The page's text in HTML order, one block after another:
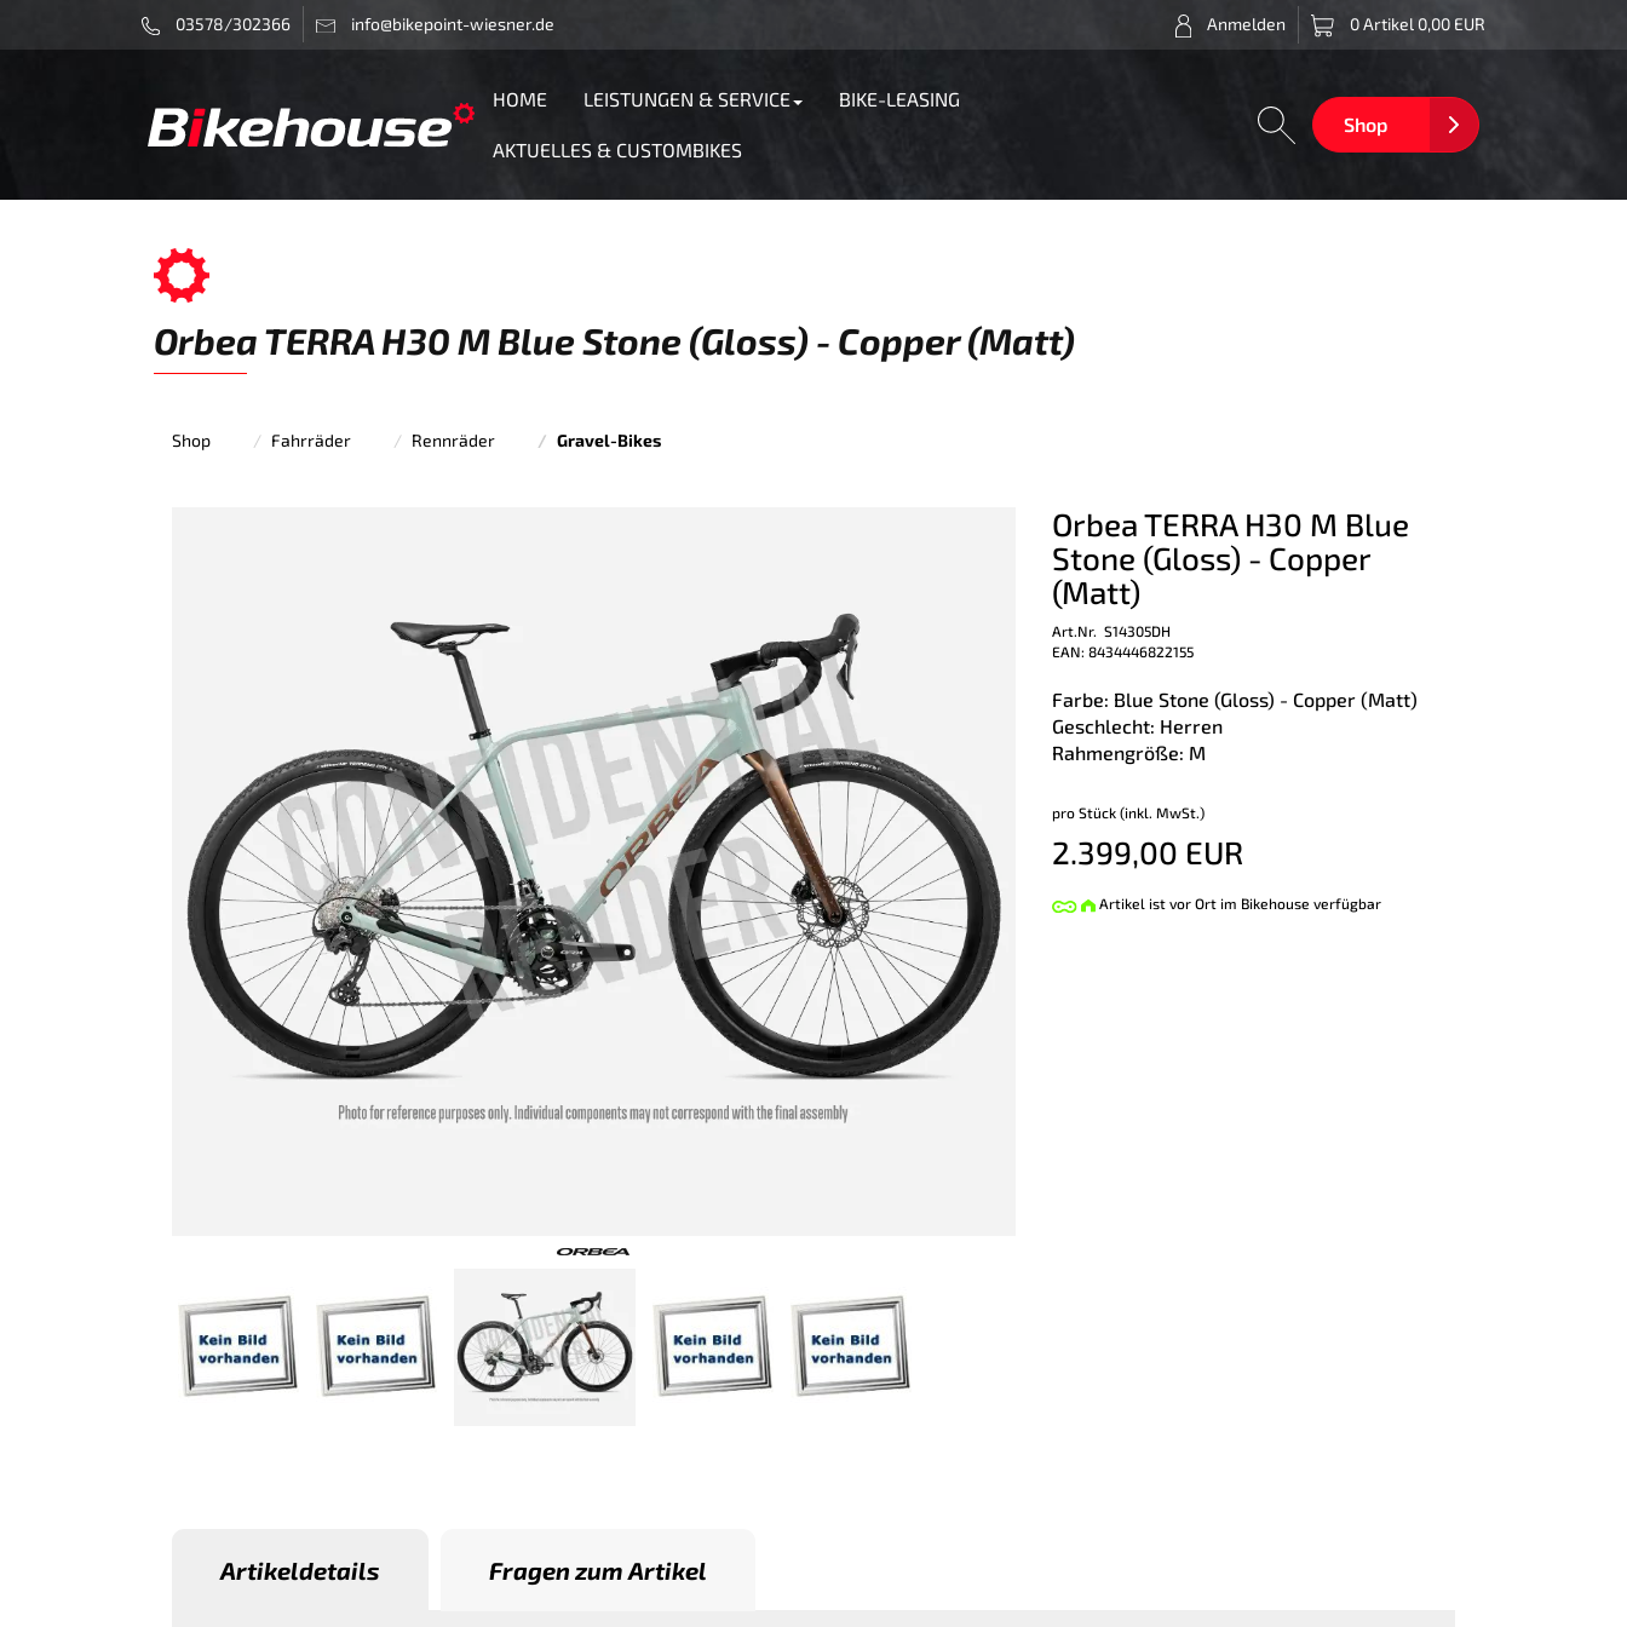
03578/302366 info@bikepoint-wiesner.de 0 Artikel 0,00 EUR
Anmelden
Shop
HOME LEISTUNGEN & SERVICE BIKE-LEASING
AKTUELLES & CUSTOMBIKES
Orbea TERRA H30 M Blue Stone (Gloss) - Copper (Matt)
Shop Fahrräder Rennräder Gravel-Bikes
Orbea TERRA H30 M Blue
Stone (Gloss) - Copper
(Matt)
Art.Nr. S14305DH
EAN: 8434446822155
Farbe: Blue Stone (Gloss) - Copper (Matt)
Geschlecht: Herren
Rahmengröße: M
pro Stück (inkl. MwSt.)
2.399,00 EUR
Artikel ist vor Ort im Bikehouse verfügbar
Artikeldetails Fragen zum Artikel